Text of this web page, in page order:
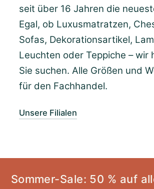
seit über 16 Jahren die
Egal, ob Luxusmatratzen,
Sofas, Dekorationsartikel,
Leuchten oder Teppiche – wir
Sie suchen. Alle Größen und
für den Fachhandel.
Unsere Filialen
Sommer-Sale: 50 % auf